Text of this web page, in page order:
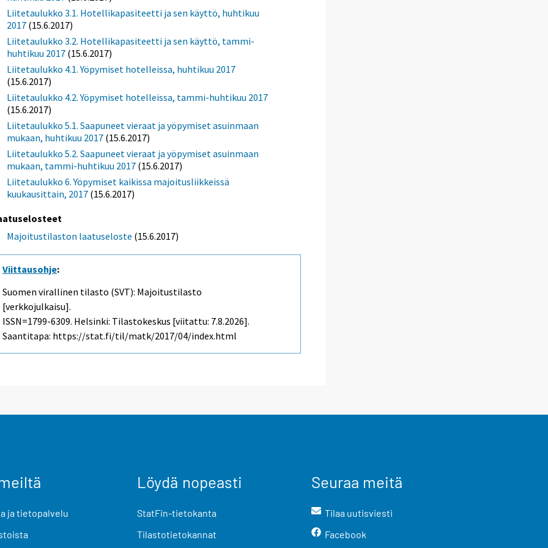
Liitetaulukko 3.1. Hotellikapasiteetti ja sen käyttö, huhtikuu
2017 (15.6.2017)
Liitetaulukko 3.2. Hotellikapasiteetti ja sen käyttö, tammi-
huhtikuu 2017 (15.6.2017)
Liitetaulukko 4.1. Yöpymiset hotelleissa, huhtikuu 2017
(15.6.2017)
Liitetaulukko 4.2. Yöpymiset hotelleissa, tammi-huhtikuu 2017
(15.6.2017)
Liitetaulukko 5.1. Saapuneet vieraat ja yöpymiset asuinmaan
mukaan, huhtikuu 2017 (15.6.2017)
Liitetaulukko 5.2. Saapuneet vieraat ja yöpymiset asuinmaan
mukaan, tammi-huhtikuu 2017 (15.6.2017)
Liitetaulukko 6. Yöpymiset kaikissa majoitusliikkeissä
kuukausittain, 2017 (15.6.2017)
Majoitustilaston laatuseloste (15.6.2017)
Viittausohje:
Suomen virallinen tilasto (SVT): Majoitustilasto
[verkkojulkaisu].
ISSN=1799-6309. Helsinki: Tilastokeskus [viitattu: 7.8.2026].
Saantitapa: https://stat.fi/til/matk/2017/04/index.html
ja tietopalvelu
Löydä nopeasti
StatFin-tietokanta
Tilastotietokannat
Seuraa meitä
Tilaa uutisviesti
Facebook